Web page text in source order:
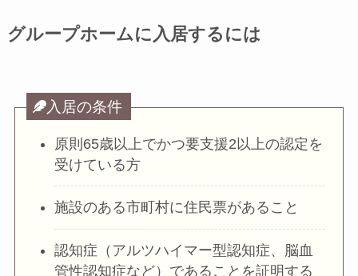
グループホームに入居するには
入居の条件
原則65歳以上でかつ要支援2以上の認定を
受けている方
施設のある市町村に住民票があること
認知症（アルツハイマー型認知症、脳血
管性認知症など）であることを証明する